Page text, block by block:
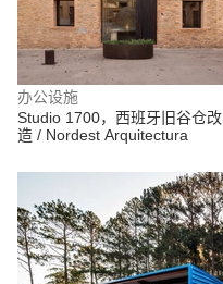
办公设施
Studio 1700，西班牙旧谷仓改
造 / Nordest Arquitectura